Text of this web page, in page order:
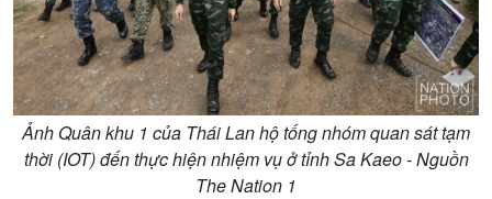
Xã hội chuyển động
Bước chân đến trường
Ảnh Quân khu 1 của Thái Lan hộ tống nhóm quan sát tạm
thời (IOT) đến thực hiện nhiệm vụ ở tỉnh Sa Kaeo - Nguồn
The Nation 1